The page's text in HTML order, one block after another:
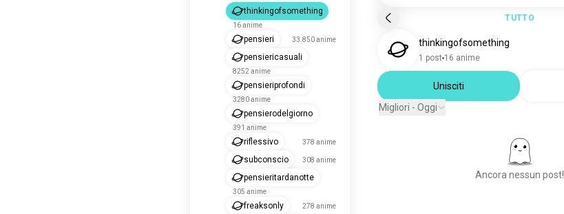
thinkingofsomething
16 anime
pensieri 33.850 anime
pensiericasuali
8252 anime
pensieriprofondi
3280 anime
pensierodelgiorno
391 anime
riflessivo 378 anime
subconscio 308 anime
pensieritardanotte
305 anime
freaksonly 278 anime
TUTTO
thinkingofsomething
1 post 16 anime
Unisciti
Migliori - Oggi
Ancora nessun post!